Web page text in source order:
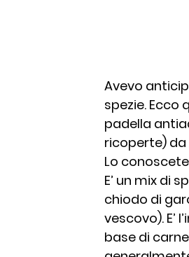
Avevo
spezie. Ecco
padella
ricoperte) da
Lo
E’ un mix di
chiodo di
vescovo). E’
base di